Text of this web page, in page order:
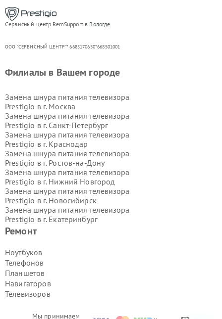
Сервисный центр RemSupport в Вологде
ООО "СЕРВИСНЫЙ ЦЕНТР"* 6685170650*668501001
Мы принимаем
Ремонт
Ноутбуков
Телефонов
Планшетов
Навигаторов
Телевизоров
Филиалы в Вашем городе
Замена шнура питания телевизора
Prestigio в г. Москва
Замена шнура питания телевизора
Prestigio в г. Санкт-Петербург
Замена шнура питания телевизора
Prestigio в г. Краснодар
Замена шнура питания телевизора
Prestigio в г. Ростов-на-Дону
Замена шнура питания телевизора
Prestigio в г. Нижний Новгород
Замена шнура питания телевизора
Prestigio в г. Новосибирск
Замена шнура питания телевизора
Prestigio в г. Екатеринбург
Замена шнура питания телевизора
Замена шнура питания телевизора
Prestigio в г.
Замена шнура питания телевизора
Prestigio в г.
Замена шнура питания телевизора
Prestigio в г.Самара
Prestigio в г.Пермь